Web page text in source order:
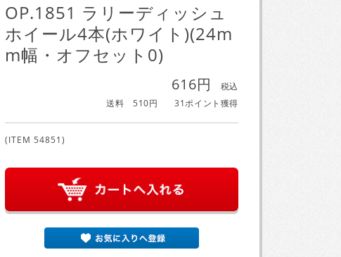
OP.1851 ラリーディッシュ
ホイール4本(ホワイト)(24m
m幅・オフセット0)
616円
税込
送料 510円
31ポイント獲得
(ITEM 54851)